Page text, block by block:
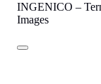
INGENICO –
Images